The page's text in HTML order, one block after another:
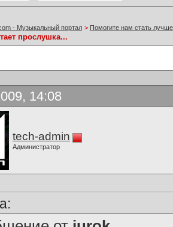
- Музыкальный портал > Помогите нам стать
прослушка...
14:08
tech-admin
Администратор